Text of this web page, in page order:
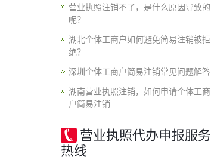
营业执照注销不了，是什么原因导致的
呢？
湖北个体工商户如何避免简易注销被拒
绝？
深圳个体工商户简易注销常见问题解答
湖南营业执照注销，如何申请个体工商
户简易注销
营业执照代办申报服务
热线